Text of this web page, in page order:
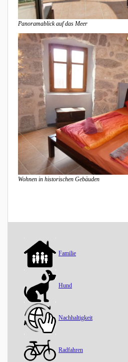
Panoramablick auf das Meer
Wohnen in historischen Gebäuden
Familie
Hund
Nachhaltigkeit
Radfahren